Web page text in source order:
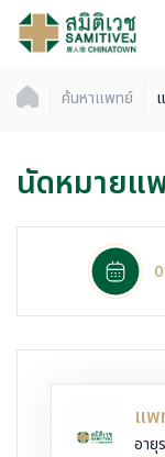
ค้นหาแพทย์
นัดหมายแ
แ
อายุ